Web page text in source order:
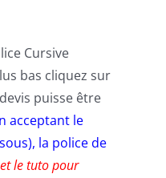
Cursive
bas cliquez sur
puisse être
acceptant le
la police de
le tuto pour